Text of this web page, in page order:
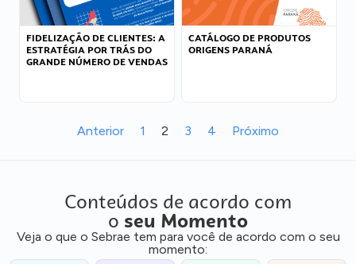
FIDELIZAÇÃO DE CLIENTES: A
ESTRATÉGIA POR TRÁS DO
GRANDE NÚMERO DE VENDAS
CATÁLOGO DE PRODUTOS
ORIGENS PARANÁ
Anterior 1 2 3 4 Próximo
Conteúdos de acordo com
o seu Momento
Veja o que o Sebrae tem para você de acordo com o seu
momento: